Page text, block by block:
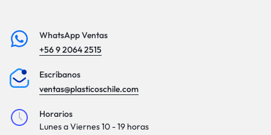
WhatsApp Ventas
+56 9 2064 2515
Escríbanos
ventas@plasticoschile.com
Horarios
Lunes a Viernes 10 - 19 horas